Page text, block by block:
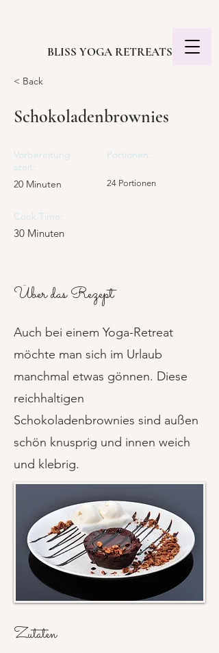
BLISS YOGA RETREATS
< Back
Schokoladenbrownies
Vorbereitung
szeit:
20 Minuten
Portionen:
24 Portionen
Cook Time:
30 Minuten
Über das Rezept
Auch bei einem Yoga-Retreat
möchte man sich im Urlaub
manchmal etwas gönnen. Diese
reichhaltigen
Schokoladenbrownies sind außen
schön knusprig und innen weich
und klebrig.
Zutaten